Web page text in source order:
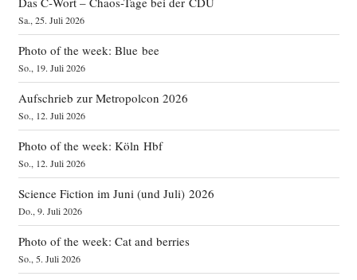
Sa., 25. Juli 2026
Photo of the week: Blue bee
So., 19. Juli 2026
Aufschrieb zur Metropolcon 2026
So., 12. Juli 2026
Photo of the week: Köln Hbf
So., 12. Juli 2026
Science Fiction im Juni (und Juli) 2026
Do., 9. Juli 2026
Photo of the week: Cat and berries
So., 5. Juli 2026